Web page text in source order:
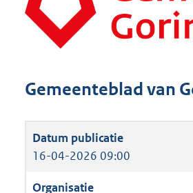
Gemeenteblad van
16-04-2026 09:00